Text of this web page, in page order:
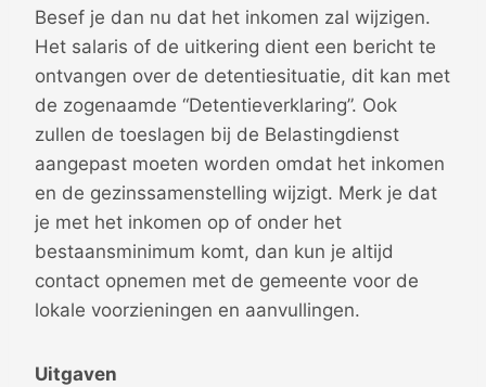
Besef je dan nu dat het inkomen zal wijzigen.
Het salaris of de uitkering dient een bericht te
ontvangen over de detentiesituatie, dit kan met
de zogenaamde “Detentieverklaring”. Ook
zullen de toeslagen bij de Belastingdienst
aangepast moeten worden omdat het inkomen
en de gezinssamenstelling wijzigt. Merk je dat
je met het inkomen op of onder het
bestaansminimum komt, dan kun je altijd
contact opnemen met de gemeente voor de
lokale voorzieningen en aanvullingen.
Uitgaven